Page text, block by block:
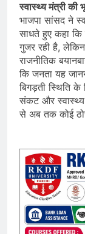
स्वास्थ्य मंत्री की
भाजपा सांसद ने
साधते हुए कहा कि
गुजर रही है,
राजनीतिक
कि जनता यह
बिगड़ती स्थिति
संकट और
से अब तक कोई